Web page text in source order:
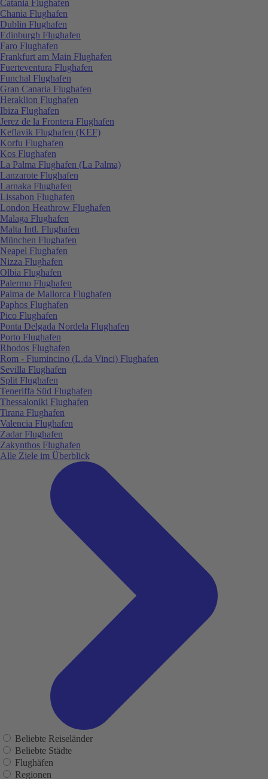
Catania Flughafen
Chania Flughafen
Dublin Flughafen
Edinburgh Flughafen
Faro Flughafen
Frankfurt am Main Flughafen
Fuerteventura Flughafen
Funchal Flughafen
Gran Canaria Flughafen
Heraklion Flughafen
Ibiza Flughafen
Jerez de la Frontera Flughafen
Keflavik Flughafen (KEF)
Korfu Flughafen
Kos Flughafen
La Palma Flughafen (La Palma)
Lanzarote Flughafen
Larnaka Flughafen
Lissabon Flughafen
London Heathrow Flughafen
Malaga Flughafen
Malta Intl. Flughafen
München Flughafen
Neapel Flughafen
Nizza Flughafen
Olbia Flughafen
Palermo Flughafen
Palma de Mallorca Flughafen
Paphos Flughafen
Pico Flughafen
Ponta Delgada Nordela Flughafen
Porto Flughafen
Rhodos Flughafen
Rom - Fiumincino (L.da Vinci) Flughafen
Sevilla Flughafen
Split Flughafen
Teneriffa Süd Flughafen
Thessaloniki Flughafen
Tirana Flughafen
Valencia Flughafen
Zadar Flughafen
Zakynthos Flughafen
Alle Ziele im Überblick
Beliebte Reiseländer
Beliebte Städte
Flughäfen
Regionen